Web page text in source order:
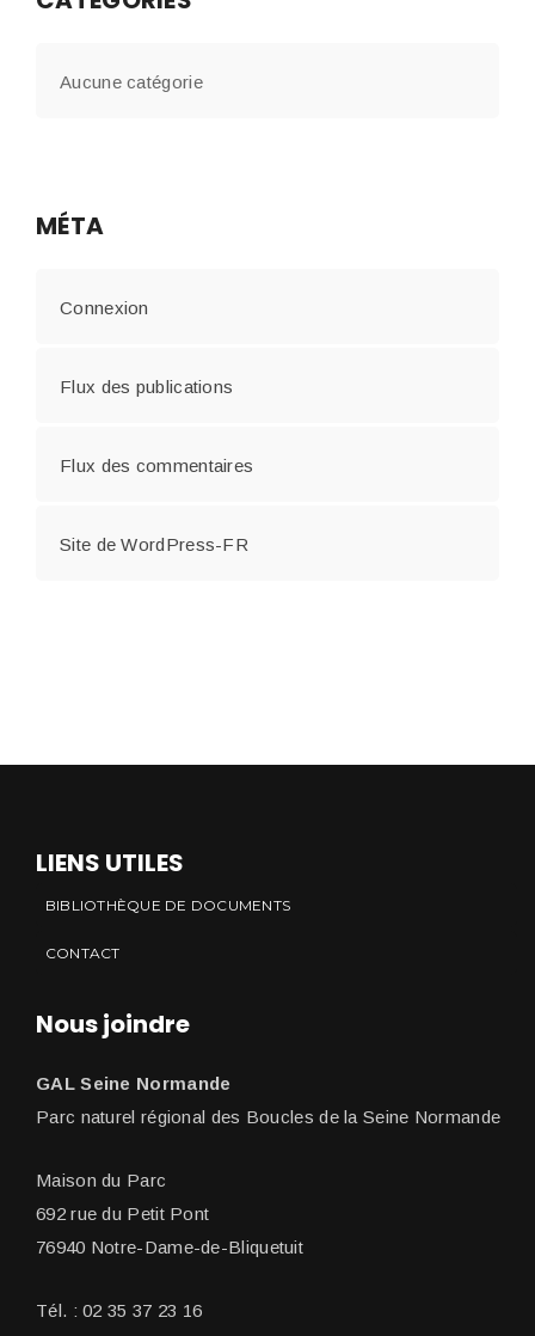
Aucune catégorie
MÉTA
Connexion
Flux des publications
Flux des commentaires
Site de WordPress-FR
LIENS UTILES
BIBLIOTHÈQUE DE DOCUMENTS
CONTACT
Nous joindre
GAL Seine Normande
Parc naturel régional des Boucles de la Seine Normande
Maison du Parc
692 rue du Petit Pont
76940 Notre-Dame-de-Bliquetuit
Tél. : 02 35 37 23 16